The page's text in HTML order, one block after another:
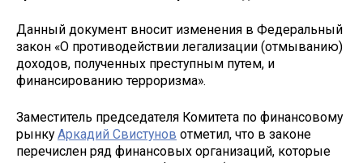
Данный документ вносит изменения в Федеральный
закон «О противодействии легализации (отмыванию)
доходов, полученных преступным путем, и
финансированию терроризма».
Заместитель председателя Комитета по финансовому
рынкуАркадий Свистунов отметил, что в законе
перечислен ряд финансовых организаций, которые